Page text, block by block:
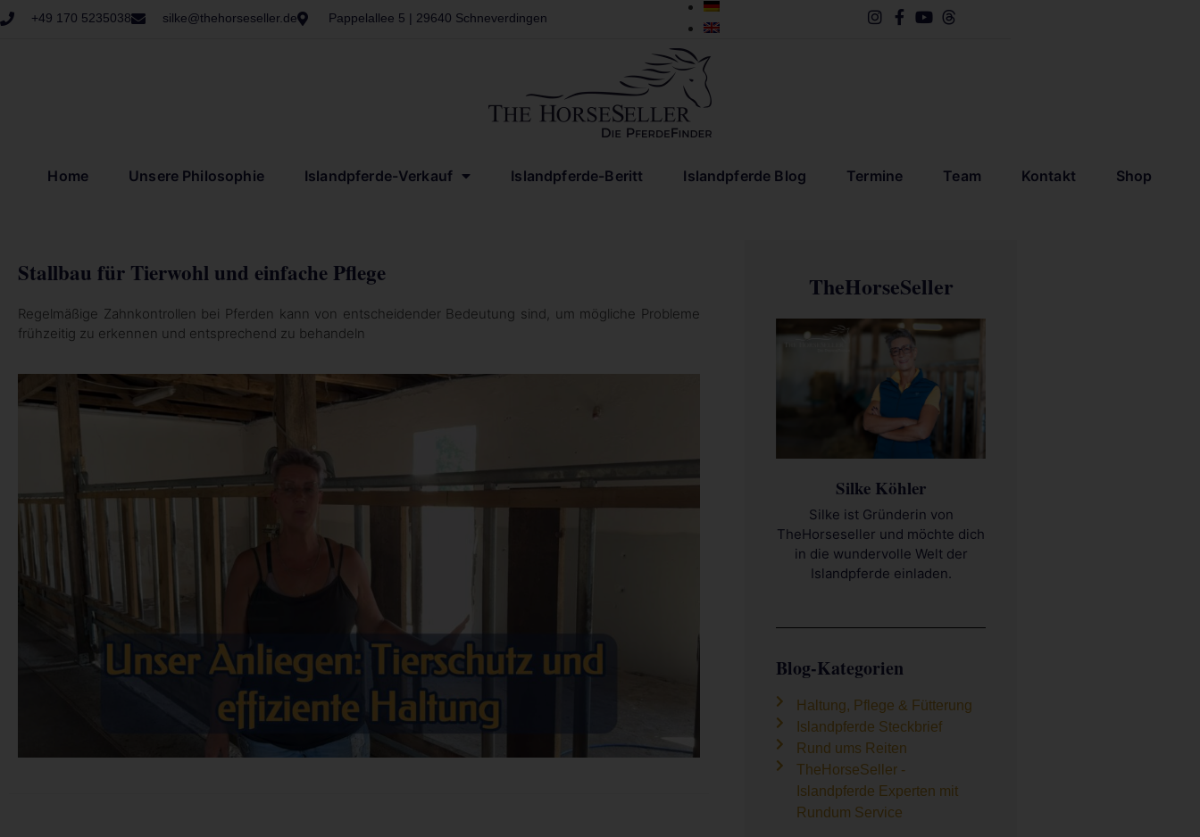
+49 170 5235038 silke@thehorseseller.de Pappelallee 5 | 29640 Schneverdingen
Home Unsere Philosophie Islandpferde-Verkauf Islandpferde-Beritt Islandpferde Blog Termine Team Kontakt Shop
Stallbau für Tierwohl und einfache Pflege
Regelmäßige Zahnkontrollen bei Pferden kann von entscheidender Bedeutung sind, um mögliche Probleme
frühzeitig zu erkennen und entsprechend zu behandeln
TheHorseSeller
Silke Köhler
Silke ist Gründerin von
TheHorseseller und möchte dich
in die wundervolle Welt der
Islandpferde einladen.
Blog-Kategorien
Haltung, Pflege & Fütterung
Islandpferde Steckbrief
Rund ums Reiten
TheHorseSeller -
Islandpferde Experten mit
Rundum Service